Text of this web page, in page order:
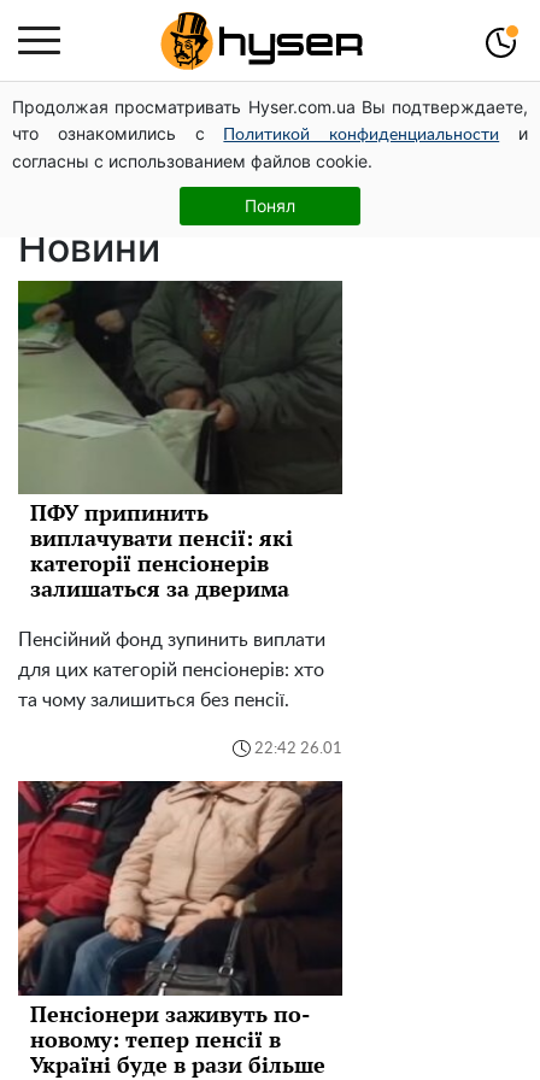
Продолжая просматривать Hyser.com.ua Вы подтверждаете,
что ознакомились с
Политикой конфиденциальности
и
согласны с использованием файлов cookie.
Понял
пенсионные
выплаты
Новини
ПФУ припинить
виплачувати пенсії: які
категорії пенсіонерів
залишаться за дверима
Пенсійний фонд зупинить виплати
для цих категорій пенсіонерів: хто
та чому залишиться без пенсії.
22:42 26.01
Пенсіонери заживуть по-
новому: тепер пенсії в
Україні буде в рази більше